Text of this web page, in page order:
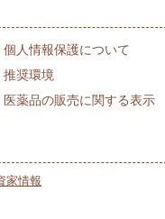
個人情報保護について
推奨環境
医薬品の販売に関する表示
家情報